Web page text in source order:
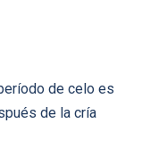
de celo es
de la cría